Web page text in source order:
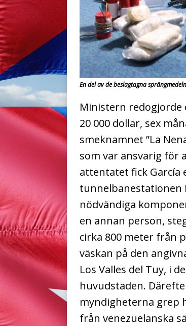
En del av de beslagtagna
Ministern redogjorde
20 000 dollar, sex
smeknamnet ”La
som var ansvarig för
attentatet fick García
tunnelbanestationen
nödvändiga
en annan person,
cirka 800 meter från
väskan på den
Los Valles del Tuy, i
huvudstaden.
myndigheterna grep
från venezuelanska